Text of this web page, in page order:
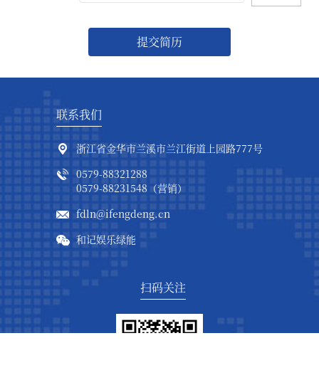
联系我们
浙江省金华市兰溪市兰江街道上园路777号
0579-88321288
0579-88231548（营销）
fdln@ifengdeng.cn
和记娱乐绿能
扫码关注